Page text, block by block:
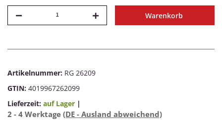
Warenkorb
Artikelnummer: RG 26209
GTIN: 4019967262099
Lieferzeit: auf Lager |
2 - 4 Werktage (DE - Ausland abweichend)